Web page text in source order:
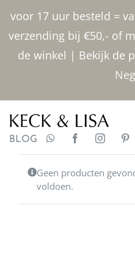
voor 17 uur besteld =
verzending bij €50,- of
de winkel | Bekijk de
inhoud
BLOG
Geen producten
voldoen.